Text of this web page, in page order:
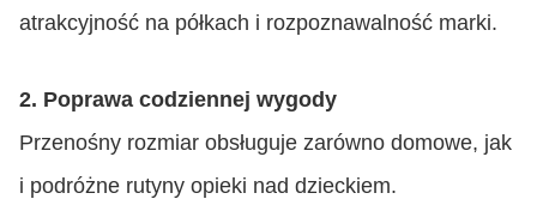
atrakcyjność na półkach i rozpoznawalność marki.
2. Poprawa codziennej wygody
Przenośny rozmiar obsługuje zarówno domowe, jak
i podróżne rutyny opieki nad dzieckiem.